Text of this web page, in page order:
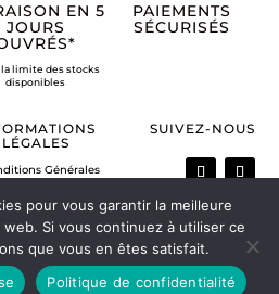
EN 5
JOURS
la limite des stocks
disponibles
PAIEMENTS
SÉCURISÉS
LÉGALES
Générales
légales
de retour
commandes
SUIVEZ-NOUS
pour vous garantir la meilleure
Si vous continuez à utiliser ce
que vous en êtes satisfait.
Politique de confidentialité